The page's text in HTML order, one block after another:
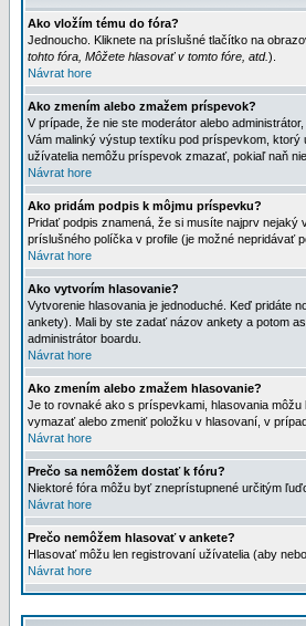
Ako vložím tému do fóra?
Jednoucho. Kliknete na príslušné tlačítko na
tohto fóra, Môžete hlasovať v tomto fóre, atd.).
Návrat hore
Ako zmením alebo zmažem príspevok?
V prípade, že nie ste moderátor alebo
Vám malinký výstup textíku pod príspevkom, ktorý
užívatelia nemôžu príspevok zmazať, pokiaľ naň
Návrat hore
Ako pridám podpis k môjmu príspevku?
Pridať podpis znamená, že si musíte najprv nejaký
príslušného políčka v profile (je možné nepridávať
Návrat hore
Ako vytvorím hlasovanie?
Vytvorenie hlasovania je jednoduché. Keď pridáte
ankety). Mali by ste zadať názov ankety a potom
administrátor boardu.
Návrat hore
Ako zmením alebo zmažem hlasovanie?
Je to rovnaké ako s príspevkami, hlasovania
vymazať alebo zmeniť položku v hlasovaní, v
Návrat hore
Prečo sa nemôžem dostať k fóru?
Niektoré fóra môžu byť zneprístupnené určitým
Návrat hore
Prečo nemôžem hlasovať v ankete?
Hlasovať môžu len registrovaní užívatelia (aby
Návrat hore